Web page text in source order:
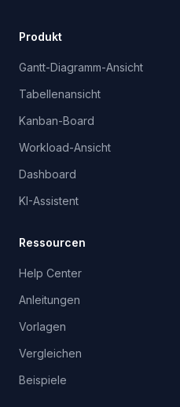
Produkt
Gantt-Diagramm-Ansicht
Tabellenansicht
Kanban-Board
Workload-Ansicht
Dashboard
KI-Assistent
Ressourcen
Help Center
Anleitungen
Vorlagen
Vergleichen
Beispiele